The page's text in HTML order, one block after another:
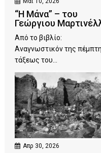
“Η Μάνα” – του
Γεώργιου
Από το βιβλίο:
Αναγνωστικόν της
τάξεως του...
Απρ 30, 2026